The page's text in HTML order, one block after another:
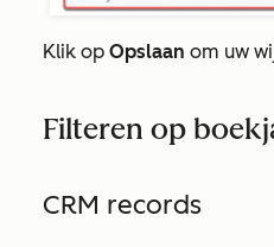
Klik op Opslaan om uw
Filteren op
CRM records